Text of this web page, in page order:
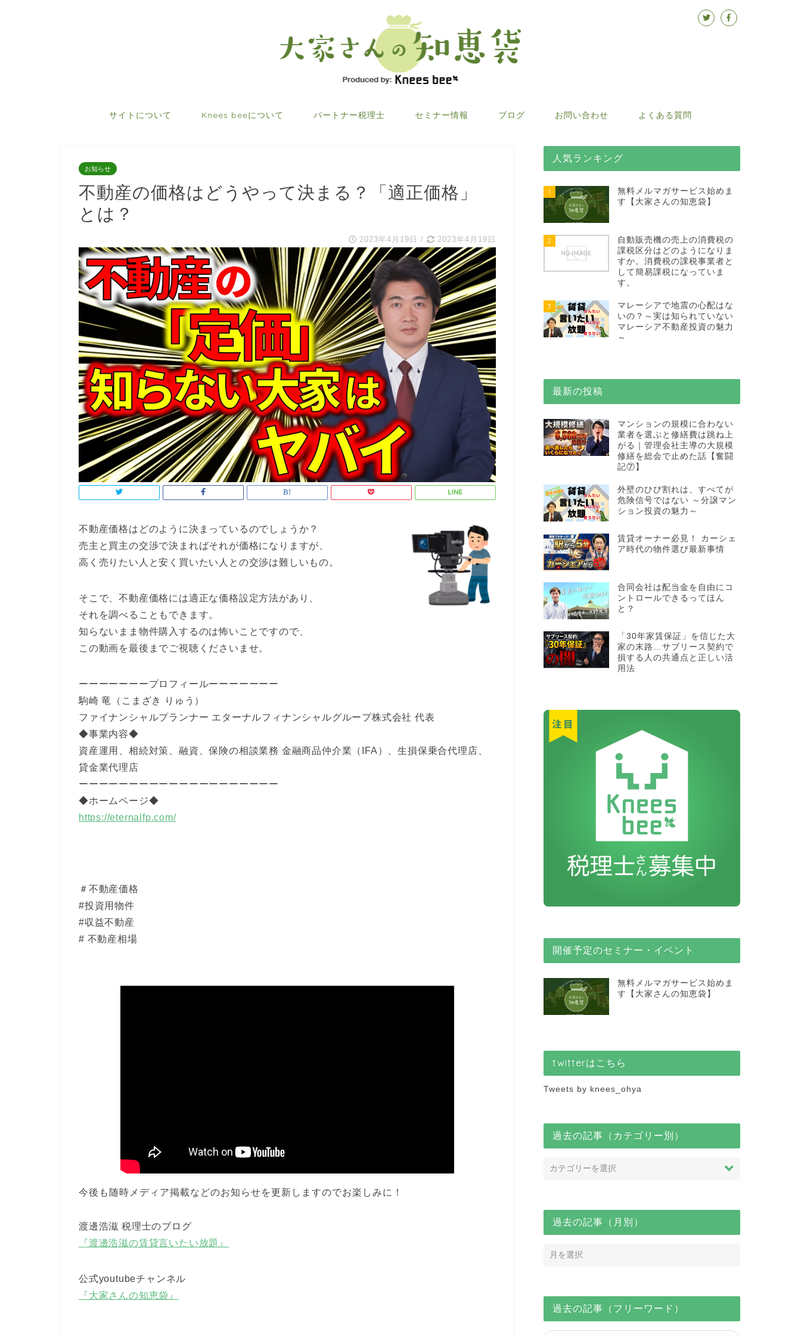
サイトについて Knees beeについて パートナー税理士 セミナー情報 ブログ お問い合わせ よくある質問
お知らせ
不動産の価格はどうやって決まる？「適正価格」
とは？
2023年4月19日 / 2023年4月19日
不動産価格はどのように決まっているのでしょうか？
売主と買主の交渉で決まればそれが価格になりますが、
高く売りたい人と安く買いたい人との交渉は難しいもの。
そこで、不動産価格には適正な価格設定方法があり、
それを調べることもできます。
知らないまま物件購入するのは怖いことですので、
この動画を最後までご視聴くださいませ。
ーーーーーーープロフィールーーーーーーー
駒崎 竜（こまざき りゅう）
ファイナンシャルプランナー エターナルフィナンシャルグループ株式会社 代表
◆事業内容◆
資産運用、相続対策、融資、保険の相談業務 金融商品仲介業（IFA）、生損保乗合代理店、
貸金業代理店
ーーーーーーーーーーーーーーーーーーーー
◆ホームページ◆
https://eternalfp.com/
＃不動産価格
#投資用物件
#収益不動産
# 不動産相場
今後も随時メディア掲載などのお知らせを更新しますのでお楽しみに！
渡邊浩滋 税理士のブログ
『渡邊浩滋の賃貸言いたい放題』
公式youtubeチャンネル
『大家さんの知恵袋』
人気ランキング
1
無料メルマガサービス始めま
す【大家さんの知恵袋】
2
自動販売機の売上の消費税の
課税区分はどのようになりま
すか。消費税の課税事業者と
して簡易課税になっていま
す。
3
マレーシアで地震の心配はな
いの？～実は知られていない
マレーシア不動産投資の魅力
～
最新の投稿
マンションの規模に合わない
業者を選ぶと修繕費は跳ね上
がる｜管理会社主導の大規模
修繕を総会で止めた話【奮闘
記⑦】
外壁のひび割れは、すべてが
危険信号ではない ～分譲マン
ション投資の魅力～
賃貸オーナー必見！ カーシェ
ア時代の物件選び最新事情
合同会社は配当金を自由にコ
ントロールできるってほん
と？
「30年家賃保証」を信じた大
家の末路…サブリース契約で
損する人の共通点と正しい活
用法
開催予定のセミナー・イベント
無料メルマガサービス始めま
す【大家さんの知恵袋】
twitterはこちら
Tweets by knees_ohya
過去の記事（カテゴリー別）
過去の記事（月別）
過去の記事（フリーワード）